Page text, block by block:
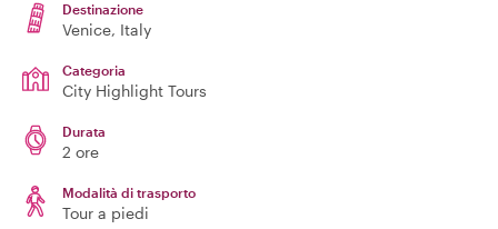
Destinazione
Venice, Italy
Categoria
City Highlight Tours
Durata
2 ore
Modalità di trasporto
Tour a piedi